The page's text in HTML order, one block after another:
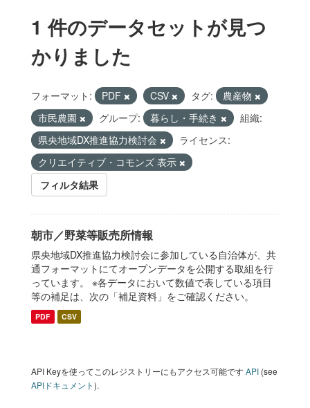
1 件のデータセットが見つ
かりました
フォーマット: PDF CSV タグ:
農産物
市民農園
グループ: 暮らし・手続き
組織:
県央地域DX推進協力検討会
ライセンス:
クリエイティブ・コモンズ 表示
フィルタ結果
朝市／野菜等販売所情報
県央地域DX推進協力検討会に参加している自治体が、共
通フォーマットにてオープンデータを公開する取組を行
っています。 ※各データにおいて数値で表している項目
等の補足は、次の「補足資料」をご確認ください。
PDF CSV
API Keyを使ってこのレジストリーにもアクセス可能ですAPI (see
APIドキュメント).